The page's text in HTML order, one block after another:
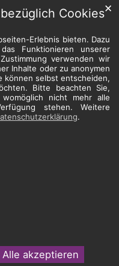
Cookies
Erlebnis bieten. Dazu
Funktionieren unserer
verwenden wir
Inhalte oder zu anonymen
können selbst entscheiden,
Bitte beachten Sie,
nicht mehr alle
stehen. Weitere
.
Alle akzeptieren
✕